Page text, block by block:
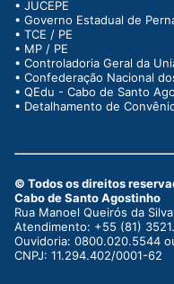
• JUCEPE
• Governo Estadual de
• TCE / PE
• MP / PE
• Controladoria Geral da
• Confederação Nacional
• QEdu - Cabo de Santo
• Detalhamento de
© Todos os direitos
Cabo de Santo Agostinho
Rua Manoel Queirós da
Atendimento: +55 (81)
Ouvidoria: 0800.020.5544
CNPJ: 11.294.402/0001-62